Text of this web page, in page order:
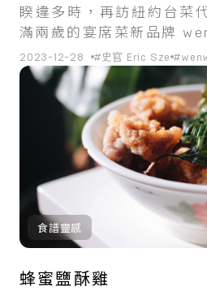
Sze
睽違多時，再訪紐約台菜
滿兩歲的宴席菜新品牌
菜，也說自己。
2023-12-28 #史官 Eric Sze
食譜靈感
蜂蜜鹽酥雞